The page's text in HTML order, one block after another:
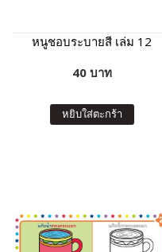
หนูชอบระบายสี เล่ม 12
40 บาท
หยิบใส่ตะกร้า